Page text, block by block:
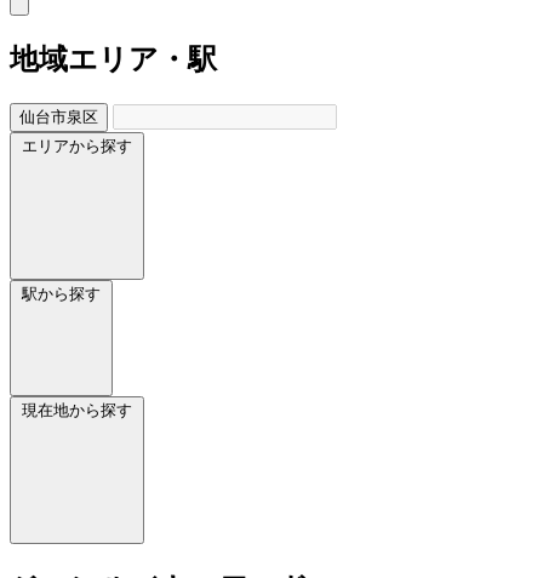
地域エリア・駅
仙台市泉区
エリアから探す
駅から探す
現在地から探す